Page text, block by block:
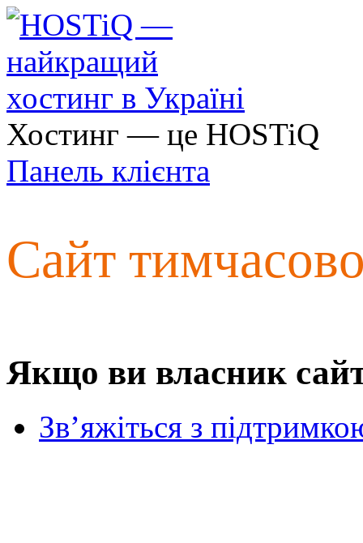
Хостинг — це HOSTiQ
Панель клієнта
Сайт
Якщо ви власник
Зв’яжіться з